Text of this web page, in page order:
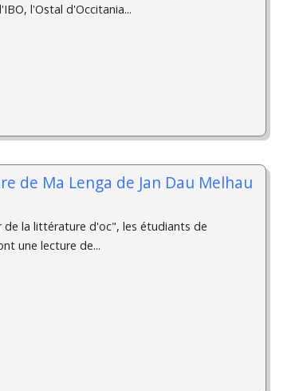
l'Ostal d'Occitania...
de Ma Lenga de Jan Dau Melhau
de la littérature d'oc", les étudiants de
une lecture de...